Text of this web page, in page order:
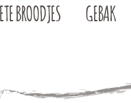
BROODJES GEBAK